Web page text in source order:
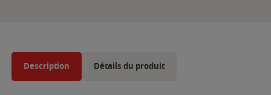
Description Détails du produit